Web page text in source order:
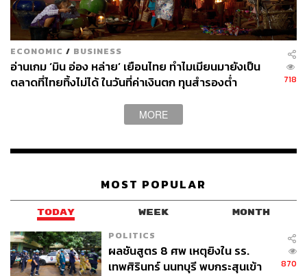
ECONOMIC / BUSINESS
อ่านเกม ‘มิน อ่อง หล่าย’ เยือนไทย ทำไมเมียนมายังเป็น
ตลาดที่ไทยทิ้งไม่ได้ ในวันที่ค่าเงินตก ทุนสำรองต่ำ
718
MORE
MOST POPULAR
TODAY WEEK MONTH
POLITICS
ผลชันสูตร 8 ศพ เหตุยิงใน รร.
เทพศิรินทร์ นนทบุรี พบกระสุนเข้า
870